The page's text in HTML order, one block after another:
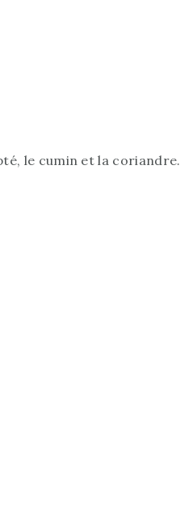
le cumin et la coriandre.